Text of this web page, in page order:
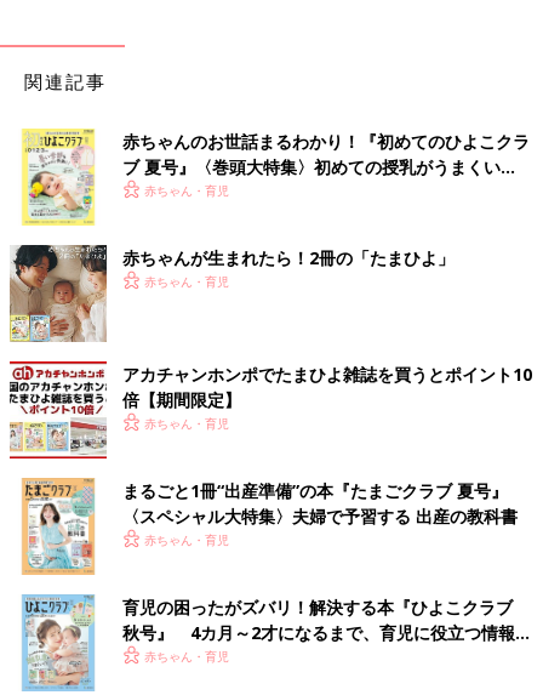
関連記事
赤ちゃんのお世話まるわかり！『初めてのひよこクラ
ブ 夏号』〈巻頭大特集〉初めての授乳がうまくい
く！ おっぱい・ミルクの基本と夏のトラブル 解決テ
赤ちゃん・育児
赤ちゃんが生まれたら！2冊の「たまひよ」
赤ちゃん・育児
アカチャンホンポでたまひよ雑誌を買うとポイント10
倍【期間限定】
赤ちゃん・育児
まるごと1冊“出産準備”の本『たまごクラブ 夏号』
〈スペシャル大特集〉夫婦で予習する 出産の教科書
赤ちゃん・育児
育児の困ったがズバリ！解決する本『ひよこクラブ
秋号』 4カ月～2才になるまで、育児に役立つ情報が
いっぱい！
赤ちゃん・育児